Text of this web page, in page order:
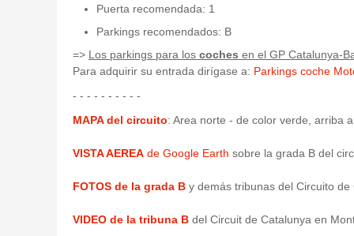
Puerta recomendada: 1
Parkings recomendados: B
=> Los parkings para los coches en el GP Catalunya-
Para adquirir su entrada dirígase a: Parkings coche
- - - - - - - - - -
MAPA del circuito: Area norte - de color verde, arriba
VISTA AEREA de Google Earth sobre la grada B del
FOTOS de la grada B y demás tribunas del Circuito de
VIDEO de la tribuna B del Circuit de Catalunya en